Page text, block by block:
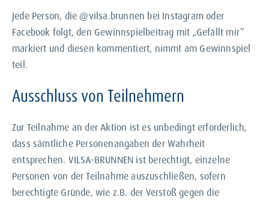
Jede Person, die @vilsa.brunnen bei Instagram oder
Facebook folgt, den Gewinnspielbeitrag mit „Gefällt mir“
markiert und diesen kommentiert, nimmt am Gewinnspiel
teil.
Ausschluss von Teilnehmern
Zur Teilnahme an der Aktion ist es unbedingt erforderlich,
dass sämtliche Personenangaben der Wahrheit
entsprechen. VILSA-BRUNNEN ist berechtigt, einzelne
Personen von der Teilnahme auszuschließen, sofern
berechtigte Gründe, wie z.B. der Verstoß gegen die